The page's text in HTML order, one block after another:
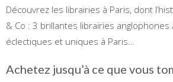
Découvrez les librairies à Paris, dont
& Co : 3 brillantes librairies anglophones
éclectiques et uniques à Paris…
Achetez jusqu’à ce que vous